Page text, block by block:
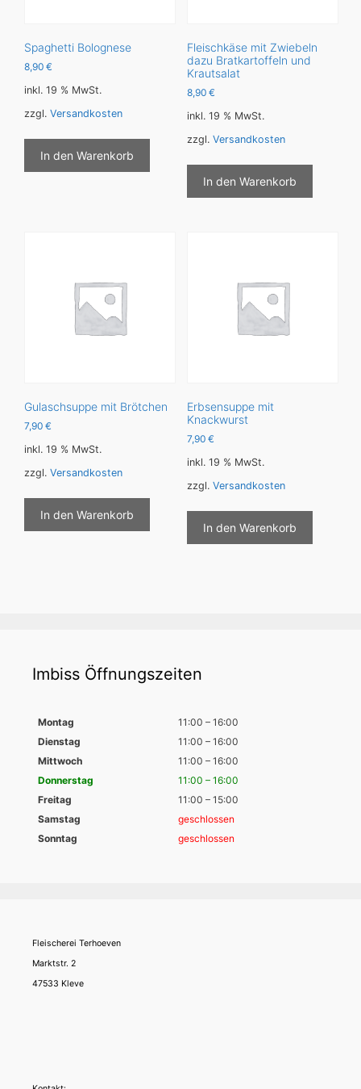
Spaghetti Bolognese
8,90 €
inkl. 19 % MwSt.
zzgl. Versandkosten
In den Warenkorb
Fleischkäse mit Zwiebeln
dazu Bratkartoffeln und
Krautsalat
8,90 €
inkl. 19 % MwSt.
zzgl. Versandkosten
In den Warenkorb
Gulaschsuppe mit Brötchen
7,90 €
inkl. 19 % MwSt.
zzgl. Versandkosten
In den Warenkorb
Erbsensuppe mit
Knackwurst
7,90 €
inkl. 19 % MwSt.
zzgl. Versandkosten
In den Warenkorb
Imbiss Öffnungszeiten
Montag
11:00 – 16:00
Dienstag
11:00 – 16:00
Mittwoch
11:00 – 16:00
Donnerstag
11:00 – 16:00
Freitag
11:00 – 15:00
Samstag
geschlossen
Sonntag
geschlossen
Fleischerei Terhoeven
Marktstr. 2
47533 Kleve